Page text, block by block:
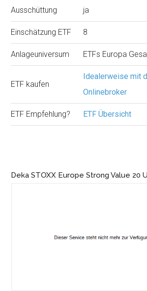
Ausschüttung ja
Einschätzung ETF 8
Anlageuniversum ETFs Europa
ETF kaufen
Idealerweise mit
Onlinebroker
ETF Empfehlung? ETF Übersicht
Deka STOXX Europe Strong Value 20